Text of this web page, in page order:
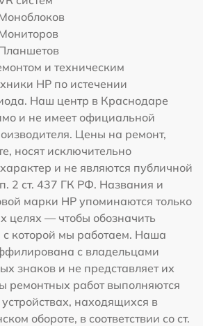
и техническим
HP по истечении
Наш центр в Краснодаре
и не имеет официальной
Цены на ремонт,
носят исключительно
и не являются публичной
2 ст. 437 ГК РФ. Названия и
марки HP упоминаются только
целях — чтобы обозначить
с которой мы работаем. Наша
с владельцами
знаков и не представляет их
ремонтных работ выполняются
находящихся в
обороте, в соответствии со ст.